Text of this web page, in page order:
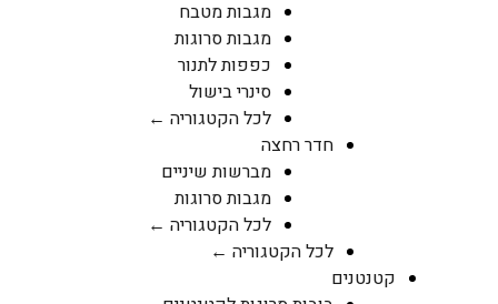
מגבות מטבח
מגבות סרוגות
כפפות לתנור
סינרי בישול
לכל הקטגוריה ←
חדר רחצה
מברשות שיניים
מגבות סרוגות
לכל הקטגוריה ←
לכל הקטגוריה ←
קטנטנים